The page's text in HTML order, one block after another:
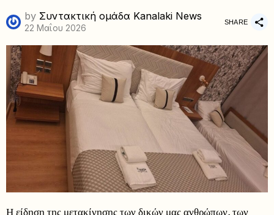
by Συντακτική ομάδα Kanalaki News
22 Μαΐου 2026
SHARE
Η είδηση της μετακίνησης των δικών μας ανθρώπων, των